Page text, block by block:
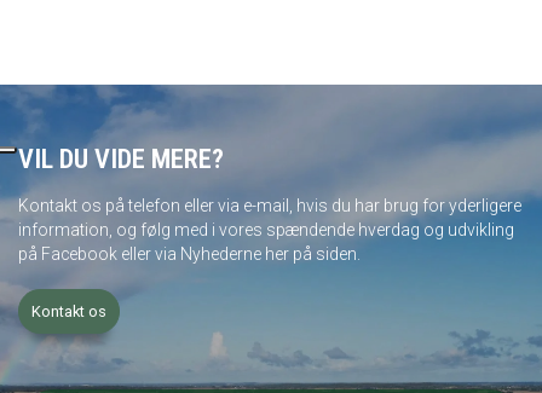
VIL DU VIDE MERE?
Kontakt os på telefon eller via e-mail, hvis du har brug for yderligere
information, og følg med i vores spændende hverdag og udvikling
på Facebook eller via Nyhederne her på siden.
Kontakt os